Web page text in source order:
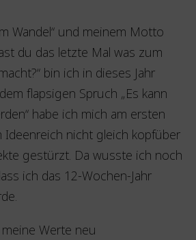
Wandel“ und meinem Motto
du das letzte Mal was zum
bin ich in dieses Jahr
flapsigen Spruch „Es kann
habe ich mich am ersten
Ideenreich nicht gleich kopfüber
gestürzt. Da wusste ich noch
ich das 12-Wochen-Jahr
Werte neu